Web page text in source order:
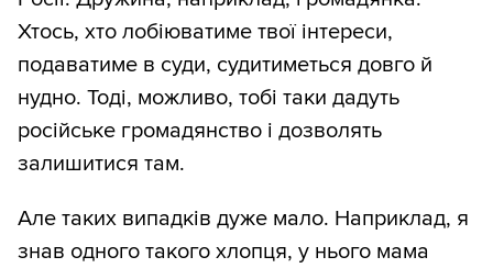
Хтось, хто лобіюватиме твої інтереси,
подаватиме в суди, судитиметься довго й
нудно. Тоді, можливо, тобі таки дадуть
російське громадянство і дозволять
залишитися там.
Але таких випадків дуже мало. Наприклад, я
знав одного такого хлопця, у нього мама